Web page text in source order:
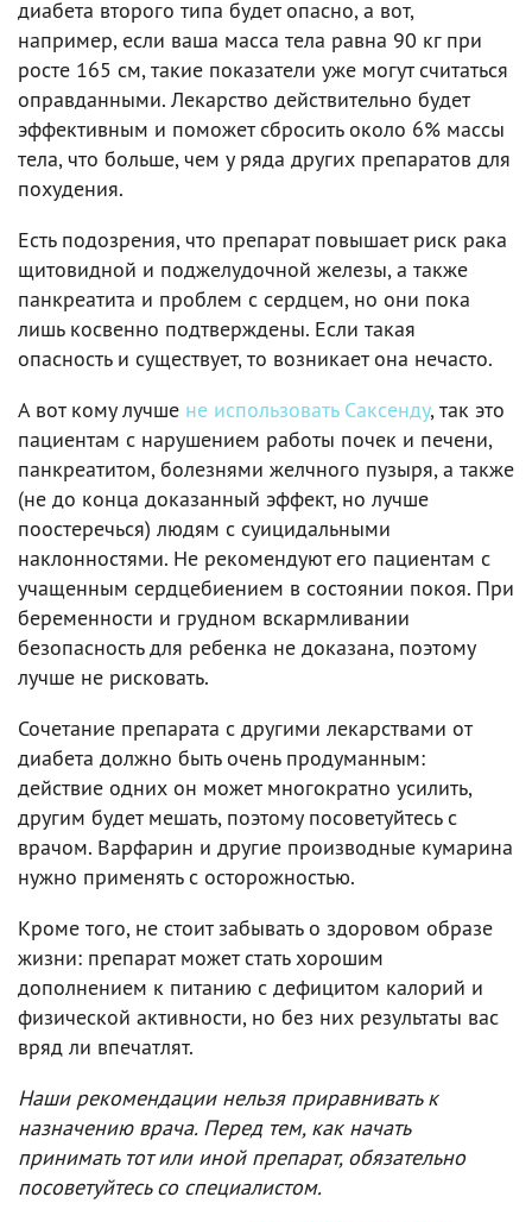
диабета второго типа будет опасно, а вот,
например, если ваша масса тела равна 90 кг при
росте 165 см, такие показатели уже могут считаться
оправданными. Лекарство действительно будет
эффективным и поможет сбросить около 6% массы
тела, что больше, чем у ряда других препаратов для
похудения.
Есть подозрения, что препарат повышает риск рака
щитовидной и поджелудочной железы, а также
панкреатита и проблем с сердцем, но они пока
лишь косвенно подтверждены. Если такая
опасность и существует, то возникает она нечасто.
А вот кому лучше не использовать Саксенду, так это
пациентам с нарушением работы почек и печени,
панкреатитом, болезнями желчного пузыря, а также
(не до конца доказанный эффект, но лучше
поостеречься) людям с суицидальными
наклонностями. Не рекомендуют его пациентам с
учащенным сердцебиением в состоянии покоя. При
беременности и грудном вскармливании
безопасность для ребенка не доказана, поэтому
лучше не рисковать.
Сочетание препарата с другими лекарствами от
диабета должно быть очень продуманным:
действие одних он может многократно усилить,
другим будет мешать, поэтому посоветуйтесь с
врачом. Варфарин и другие производные кумарина
нужно применять с осторожностью.
Кроме того, не стоит забывать о здоровом образе
жизни: препарат может стать хорошим
дополнением к питанию с дефицитом калорий и
физической активности, но без них результаты вас
вряд ли впечатлят.
Наши рекомендации нельзя приравнивать к
назначению врача. Перед тем, как начать
принимать тот или иной препарат, обязательно
посоветуйтесь со специалистом.